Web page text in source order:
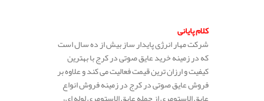
کلام پایانی
شرکت مهار انرژی پایدار ساز بیش از ده سال است
که در زمینه خرید عایق صوتی در کرج با بهترین
کیفیت و ارزان ترین قیمت فعالیت می کند و علاوه بر
فروش عایق صوتی در کرج در زمینه فروش انواع